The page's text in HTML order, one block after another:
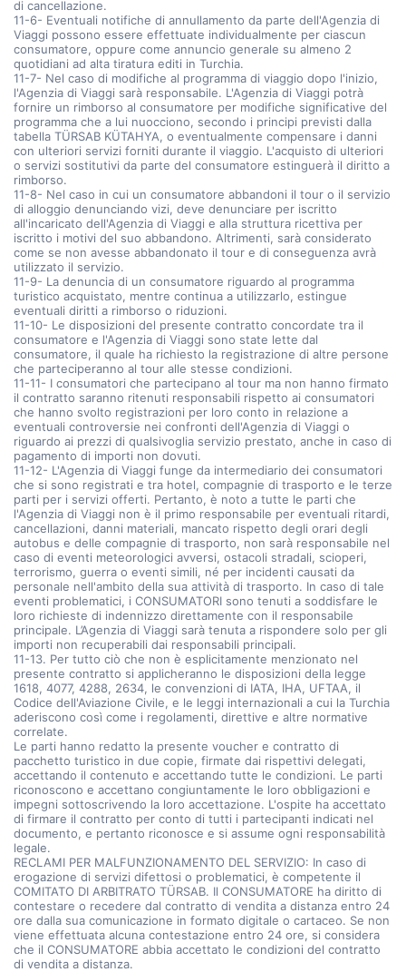
di cancellazione.
11-6- Eventuali notifiche di annullamento da parte dell'Agenzia di
Viaggi possono essere effettuate individualmente per ciascun
consumatore, oppure come annuncio generale su almeno 2
quotidiani ad alta tiratura editi in Turchia.
11-7- Nel caso di modifiche al programma di viaggio dopo l'inizio,
l'Agenzia di Viaggi sarà responsabile. L'Agenzia di Viaggi potrà
fornire un rimborso al consumatore per modifiche significative del
programma che a lui nuocciono, secondo i principi previsti dalla
tabella TÜRSAB KÜTAHYA, o eventualmente compensare i danni
con ulteriori servizi forniti durante il viaggio. L'acquisto di ulteriori
o servizi sostitutivi da parte del consumatore estinguerà il diritto a
rimborso.
11-8- Nel caso in cui un consumatore abbandoni il tour o il servizio
di alloggio denunciando vizi, deve denunciare per iscritto
all'incaricato dell'Agenzia di Viaggi e alla struttura ricettiva per
iscritto i motivi del suo abbandono. Altrimenti, sarà considerato
come se non avesse abbandonato il tour e di conseguenza avrà
utilizzato il servizio.
11-9- La denuncia di un consumatore riguardo al programma
turistico acquistato, mentre continua a utilizzarlo, estingue
eventuali diritti a rimborso o riduzioni.
11-10- Le disposizioni del presente contratto concordate tra il
consumatore e l'Agenzia di Viaggi sono state lette dal
consumatore, il quale ha richiesto la registrazione di altre persone
che parteciperanno al tour alle stesse condizioni.
11-11- I consumatori che partecipano al tour ma non hanno firmato
il contratto saranno ritenuti responsabili rispetto ai consumatori
che hanno svolto registrazioni per loro conto in relazione a
eventuali controversie nei confronti dell'Agenzia di Viaggi o
riguardo ai prezzi di qualsivoglia servizio prestato, anche in caso di
pagamento di importi non dovuti.
11-12- L'Agenzia di Viaggi funge da intermediario dei consumatori
che si sono registrati e tra hotel, compagnie di trasporto e le terze
parti per i servizi offerti. Pertanto, è noto a tutte le parti che
l'Agenzia di Viaggi non è il primo responsabile per eventuali ritardi,
cancellazioni, danni materiali, mancato rispetto degli orari degli
autobus e delle compagnie di trasporto, non sarà responsabile nel
caso di eventi meteorologici avversi, ostacoli stradali, scioperi,
terrorismo, guerra o eventi simili, né per incidenti causati da
personale nell'ambito della sua attività di trasporto. In caso di tale
eventi problematici, i CONSUMATORI sono tenuti a soddisfare le
loro richieste di indennizzo direttamente con il responsabile
principale. L’Agenzia di Viaggi sarà tenuta a rispondere solo per gli
importi non recuperabili dai responsabili principali.
11-13. Per tutto ciò che non è esplicitamente menzionato nel
presente contratto si applicheranno le disposizioni della legge
1618, 4077, 4288, 2634, le convenzioni di IATA, IHA, UFTAA, il
Codice dell'Aviazione Civile, e le leggi internazionali a cui la Turchia
aderiscono così come i regolamenti, direttive e altre normative
correlate.
Le parti hanno redatto la presente voucher e contratto di
pacchetto turistico in due copie, firmate dai rispettivi delegati,
accettando il contenuto e accettando tutte le condizioni. Le parti
riconoscono e accettano congiuntamente le loro obbligazioni e
impegni sottoscrivendo la loro accettazione. L'ospite ha accettato
di firmare il contratto per conto di tutti i partecipanti indicati nel
documento, e pertanto riconosce e si assume ogni responsabilità
legale.
RECLAMI PER MALFUNZIONAMENTO DEL SERVIZIO: In caso di
erogazione di servizi difettosi o problematici, è competente il
COMITATO DI ARBITRATO TÜRSAB. Il CONSUMATORE ha diritto di
contestare o recedere dal contratto di vendita a distanza entro 24
ore dalla sua comunicazione in formato digitale o cartaceo. Se non
viene effettuata alcuna contestazione entro 24 ore, si considera
che il CONSUMATORE abbia accettato le condizioni del contratto
di vendita a distanza.